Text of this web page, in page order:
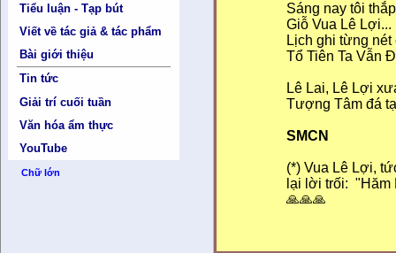
Tiểu luận - Tạp bút
Viết về tác giả & tác phẩm
Bài giới thiệu
Tin tức
Giải trí cuối tuần
Văn hóa ẩm thực
YouTube
Chữ lớn
Sáng nay tôi
Giỗ Vua Lê
Lịch ghi từng
Tổ Tiên Ta Vẫn
Lê Lai, Lê Lợi
Tượng Tâm đá
SMCN
(*) Vua Lê Lợi,
lại lời trối: "Hăm
🙏🙏🙏